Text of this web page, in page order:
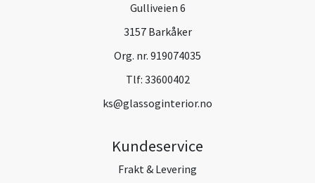
Gulliveien 6
3157 Barkåker
Org. nr. 919074035
Tlf: 33600402
ks@glassoginterior.no
Kundeservice
Frakt & Levering